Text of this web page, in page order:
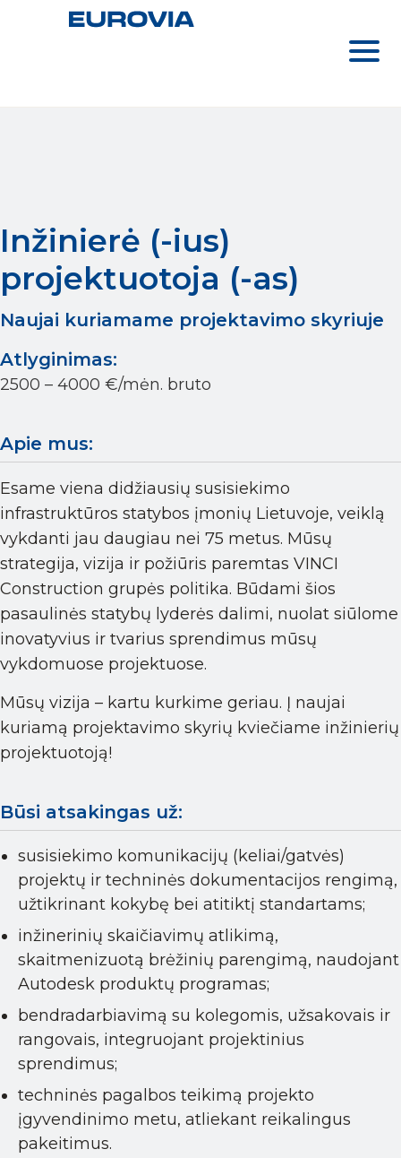
Inžinierė (-ius)
projektuotoja (-as)
Naujai kuriamame projektavimo skyriuje
Atlyginimas:
2500 – 4000 €/mėn. bruto
Apie mus:
Esame viena didžiausių susisiekimo
infrastruktūros statybos įmonių Lietuvoje, veiklą
vykdanti jau daugiau nei 75 metus. Mūsų
strategija, vizija ir požiūris paremtas VINCI
Construction grupės politika. Būdami šios
pasaulinės statybų lyderės dalimi, nuolat siūlome
inovatyvius ir tvarius sprendimus mūsų
vykdomuose projektuose.
Mūsų vizija – kartu kurkime geriau. Į naujai
kuriamą projektavimo skyrių kviečiame inžinierių
projektuotoją!
Būsi atsakingas už:
susisiekimo komunikacijų (keliai/gatvės)
projektų ir techninės dokumentacijos rengimą,
užtikrinant kokybę bei atitiktį standartams;
inžinerinių skaičiavimų atlikimą,
skaitmenizuotą brėžinių parengimą, naudojant
Autodesk produktų programas;
bendradarbiavimą su kolegomis, užsakovais ir
rangovais, integruojant projektinius
sprendimus;
techninės pagalbos teikimą projekto
įgyvendinimo metu, atliekant reikalingus
pakeitimus.